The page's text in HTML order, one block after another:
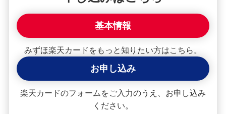
みずほJCBデビット（デビットカード）
みずほWallet
基本情報
みずほ楽天カードをもっと知りたい方はこちら。
お申し込み
楽天カードのフォームをご入力のうえ、お申し込み
ください。